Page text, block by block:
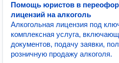
Помощь юристов в
лицензий на алкоголь
Алкогольная лицензия под
комплексная услуга,
документов, подачу заявки,
розничную продажу алкоголя.